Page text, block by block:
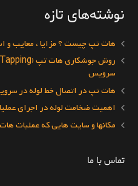
نوشته‌های تازه
هات تپ چیست ؟ مزایا ، معایب و
سرویس
هات تپ در اتصال خط لوله در
اهمیت ضخامت لوله در اجرای
مکانها و سایت هایی که عملیات
تماس با ما